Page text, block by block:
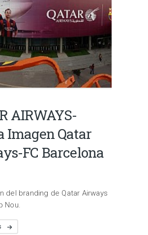
AIRWAYS-
Imagen Qatar
FC Barcelona
del branding de Qatar Airways
Nou.